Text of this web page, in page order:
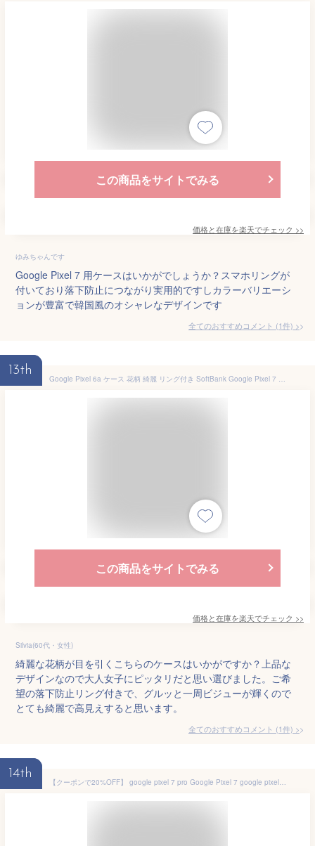
この商品をサイトでみる
価格と在庫を楽天でチェック >>
ゆみちゃんです
Google Pixel 7 用ケースはいかがでしょうか？スマホリングが
付いており落下防止につながり実用的ですしカラーバリエーシ
ョンが豊富で韓国風のオシャレなデザインです
全てのおすすめコメント (1件) >
13th
Google Pixel 6a ケース 花柄 綺麗 リング付き SoftBank Google Pixel 7 6 Pro 5a 4a 5G 強化ガラス 耐衝撃 おしゃれ かわいい Pixel5a Pixel4a 5g Pixel7 Pixel6a Pixel6 pro Pixel3a ケース カバー フラワー 花 スマホケース リング 光沢 ラインストーン キラキラ 美しい
この商品をサイトでみる
価格と在庫を楽天でチェック >>
Silvia(60代・女性)
綺麗な花柄が目を引くこちらのケースはいかがですか？上品な
デザインなので大人女子にピッタリだと思い選びました。ご希
望の落下防止リング付きで、グルッと一周ビジューが輝くので
とても綺麗で高見えすると思います。
全てのおすすめコメント (1件) >
14th
【クーポンで20%OFF】 google pixel 7 pro Google Pixel 7 google pixel6 pro Google Pixel6 ケース クリア 耐衝撃 透明 TPU ハードケース ピクセル カバー スリム ハイブリット ストラップホール 2つ ショルダー 軽量 薄型 オシャレ おしゃれ スマホケース [Fusion]